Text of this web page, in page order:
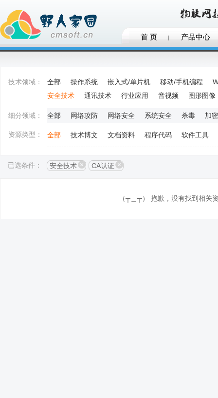
首 页 产品中心
技术领域： 全部 操作系统 嵌入式/单片机 移动/手机编程
安全技术
通讯技术 行业应用 音视频 图形图像
细分领域： 全部 网络攻防 网络安全 系统安全 杀毒 加
资源类型： 全部 技术博文 文档资料 程序代码 软件工具
已选条件： 安全技术 CA认证
（┬＿┬） 抱歉，没有找到相关